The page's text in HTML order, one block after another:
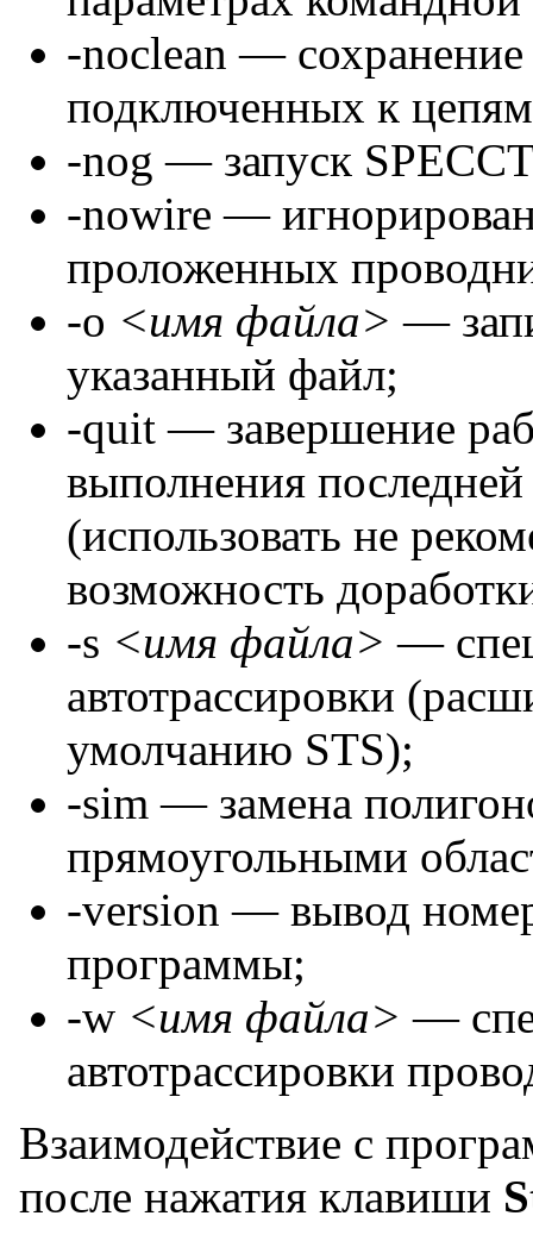
-noclean —
подключенных к
-nog — запуск
-nowire —
проложенных
-о <имя файла>—
указанный файл;
-quit — завершение
выполнения
(использовать не
возможность
-s <имя файла>—
автотрассировки
умолчанию STS);
-sim — замена
прямоугольными
-version — вывод
программы;
-w <имя файла>—
автотрассировки
Взаимодействие с
после нажатия клавиши